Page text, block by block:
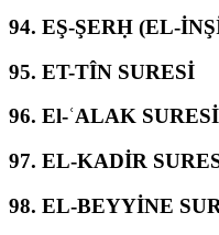
94. EŞ-ŞERḤ (EL-
95. ET-TÎN SURESİ
96. El-ʿALAK SURESİ
97. EL-KADİR
98. EL-BEYYİNE